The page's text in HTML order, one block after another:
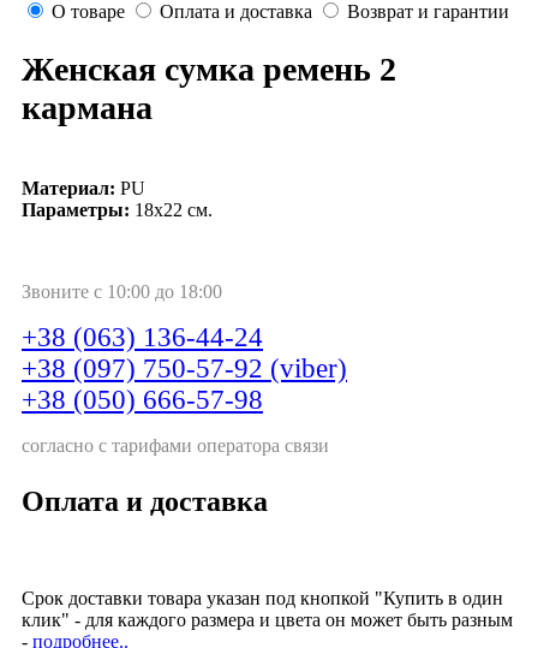
О товаре
Оплата и доставка Возврат и гарантии
Женская сумка ремень 2
кармана
Материал: PU
Параметры: 18х22 см.
Звоните с 10:00 до 18:00
+38 (063) 136-44-24
+38 (097) 750-57-92 (viber)
+38 (050) 666-57-98
согласно с тарифами оператора связи
Оплата и доставка
Срок доставки товара указан под кнопкой "Купить в один
клик" - для каждого размера и цвета он может быть разным
- подробнее..